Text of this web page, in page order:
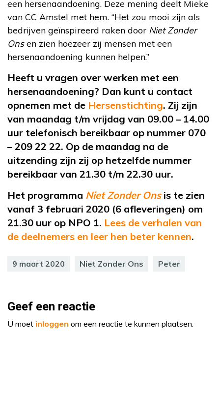
een hersenaandoening. Deze mening deelt Mieke
van CC Amstel met hem. “Het zou mooi zijn als
bedrijven geïnspireerd raken door Niet Zonder
Onsen zien hoezeer zij mensen met een
hersenaandoening kunnen helpen.”
Heeft u vragen over werken met een
hersenaandoening? Dan kunt u contact
opnemen met de Hersenstichting. Zij zijn
van maandag t/m vrijdag van 09.00 – 14.00
uur telefonisch bereikbaar op nummer 070
– 209 22 22. Op de maandag na de
uitzending zijn zij op hetzelfde nummer
bereikbaar van 21.30 t/m 22.30 uur.
Het programma Niet Zonder Onsis te zien
vanaf 3 februari 2020 (6 afleveringen) om
21.30 uur op NPO 1. Lees de verhalen van
de deelnemers en leer hen beter kennen.
9 maart 2020 Niet Zonder Ons Peter
Geef een reactie
U moet inloggen om een reactie te kunnen plaatsen.